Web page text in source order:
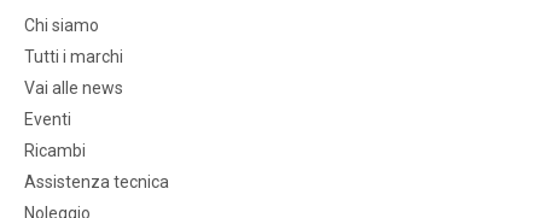
Chi siamo
Tutti i marchi
Vai alle news
Eventi
Ricambi
Assistenza tecnica
Noleggio